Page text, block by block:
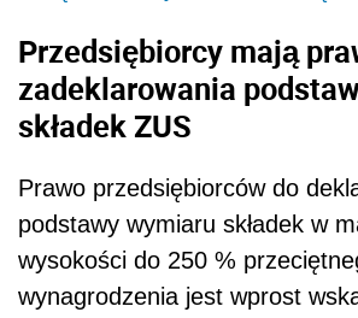
Przedsiębiorcy mają
zadeklarowania
składek ZUS
Prawo przedsiębiorców do
podstawy wymiaru składek w
wysokości do 250 %
wynagrodzenia jest wprost